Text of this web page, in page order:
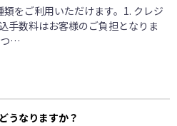
をご利用いただけます。1. クレジ
手数料はお客様のご負担となりま
つ…
うなりますか？